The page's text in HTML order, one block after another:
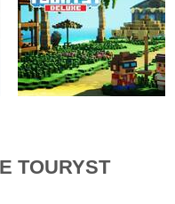
TOURYST